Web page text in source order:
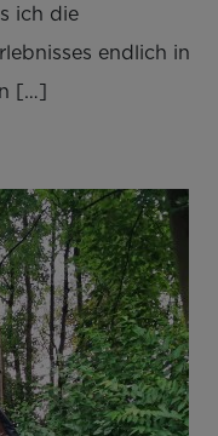
ich die
endlich in
[…]